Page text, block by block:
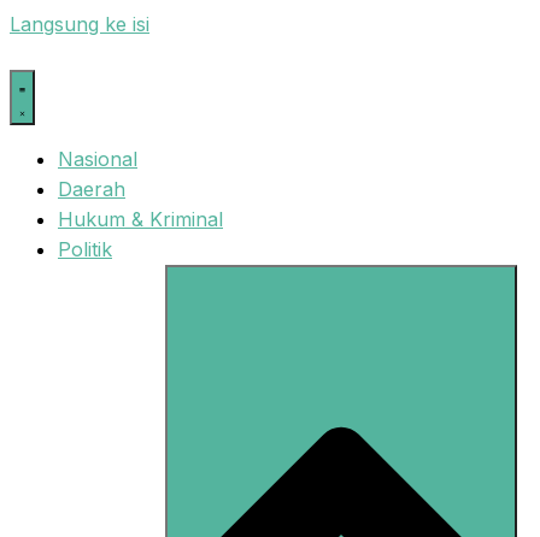
Langsung ke isi
Nasional
Daerah
Hukum & Kriminal
Politik